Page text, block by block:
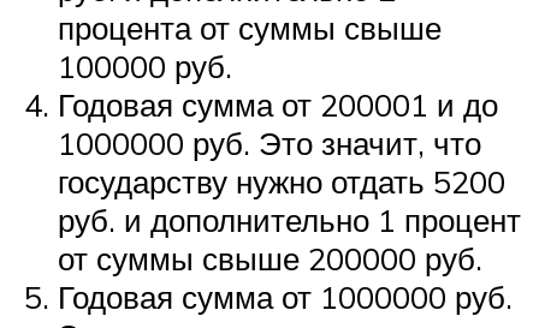
процента от суммы свыше
100000 руб.
Годовая сумма от 200001 и до
1000000 руб. Это значит, что
государству нужно отдать 5200
руб. и дополнительно 1 процент
от суммы свыше 200000 руб.
Годовая сумма от 1000000 руб.